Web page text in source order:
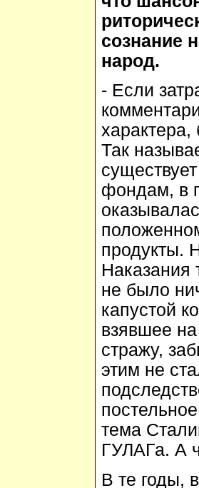
сознание
народ.
- Если
Так
фондам, в
продукты.
не было
капустой
взявшее
стражу,
этим не
тема
ГУЛАГа. А
В те годы,